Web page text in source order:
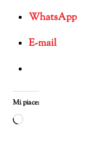
WhatsApp
E-mail
Mi piace:
Caricamento